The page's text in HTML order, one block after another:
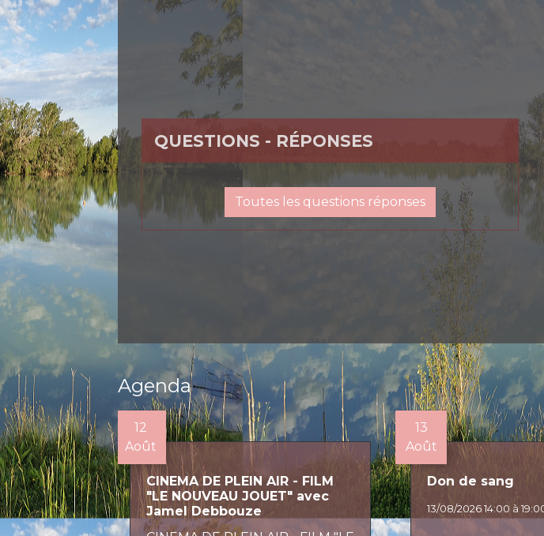
QUESTIONS - RÉPONSES
Toutes les questions réponses
Agenda
12
Août
CINEMA DE PLEIN AIR - FILM
"LE NOUVEAU JOUET" avec
Jamel Debbouze
13
Août
Don de sang
13/08/2026 14:00 à